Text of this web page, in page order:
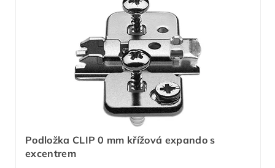
Podložka CLIP 0 mm křížová expando s
excentrem